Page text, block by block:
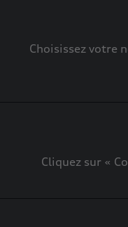
Choisissez votre
Cliquez sur «